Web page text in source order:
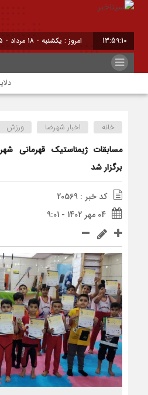
13:59:11 امروز : یکشنبه - ۱۸ مرداد - ۱۴۰۵
خانه اخبار شهرضا ورزش
مسابقات ژیمناستیک قهرمانی
برگزار شد
کد خبر : 20569
04 مهر 1402 - 9:01